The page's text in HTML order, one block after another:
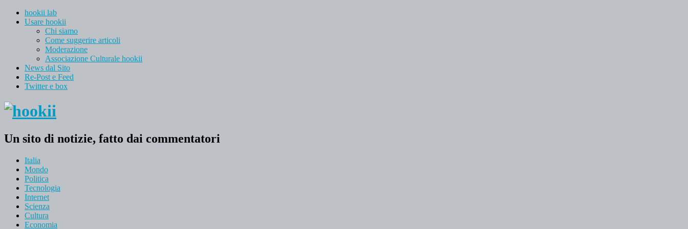
hookii lab
Usare hookii
Chi siamo
Come suggerire articoli
Moderazione
Associazione Culturale hookii
News dal Sito
Re-Post e Feed
Twitter e box
Un sito di notizie, fatto dai commentatori
Italia
Mondo
Politica
Tecnologia
Internet
Scienza
Cultura
Economia